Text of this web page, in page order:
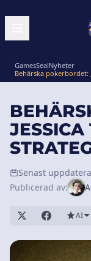
GamesSealNyheter
Behärska pokerbordet:
JESSICA
Senast
Publicerad av:
AI